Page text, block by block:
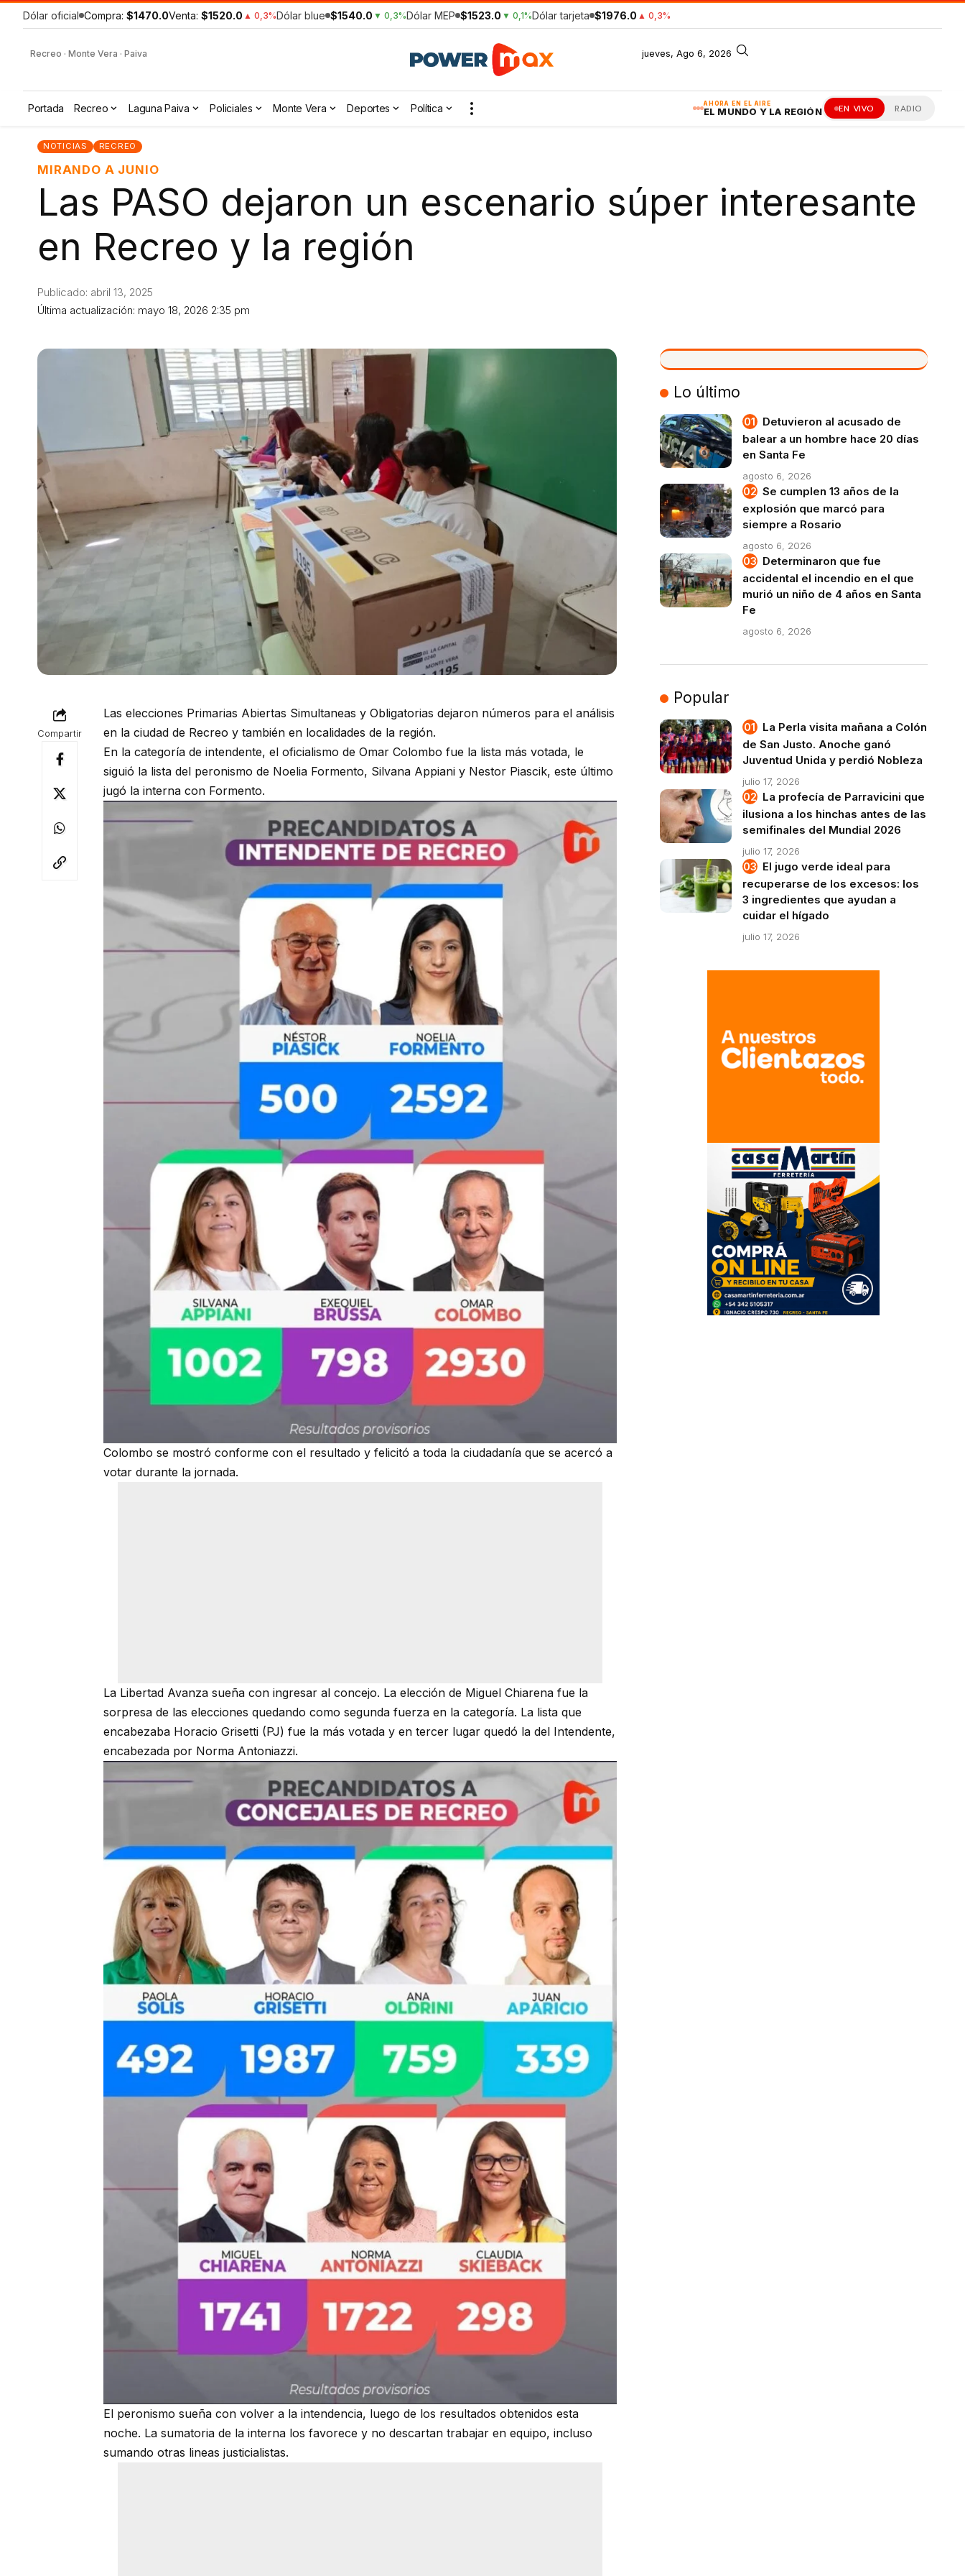
Dólar oficial Compra: $1470.0Venta: $1520.0 ▲ 0,3%Dólar blue $1540.0 ▼ 0,3%Dólar MEP $1523.0 ▼ 0,1%Dólar tarjeta $1976.0 ▲ 0,3%
Recreo · Monte Vera · Paiva jueves, Ago 6, 2026
AHORA EN EL AIRE
EL MUNDO Y LA REGIÓN EN VIVO RADIO
Portada Recreo Laguna Paiva Policiales Monte Vera Deportes Política
NOTICIAS RECREO
MIRANDO A JUNIO
Las PASO dejaron un escenario súper interesante
en Recreo y la región
Última actualización: mayo 18, 2026 2:35 pm
Publicado: abril 13, 2025
Compartir
Las elecciones Primarias Abiertas Simultaneas y Obligatorias dejaron números para el análisis
en la ciudad de Recreo y también en localidades de la región.
En la categoría de intendente, el oficialismo de Omar Colombo fue la lista más votada, le
siguió la lista del peronismo de Noelia Formento, Silvana Appiani y Nestor Piascik, este último
jugó la interna con Formento.
Colombo se mostró conforme con el resultado y felicitó a toda la ciudadanía que se acercó a
votar durante la jornada.
La Libertad Avanza sueña con ingresar al concejo. La elección de Miguel Chiarena fue la
sorpresa de las elecciones quedando como segunda fuerza en la categoría. La lista que
encabezaba Horacio Grisetti (PJ) fue la más votada y en tercer lugar quedó la del Intendente,
encabezada por Norma Antoniazzi.
El peronismo sueña con volver a la intendencia, luego de los resultados obtenidos esta
noche. La sumatoria de la interna los favorece y no descartan trabajar en equipo, incluso
sumando otras lineas justicialistas.
VIVO
Lo último
Detuvieron al acusado de
balear a un hombre hace 20 días
en Santa Fe
agosto 6, 2026
Se cumplen 13 años de la
explosión que marcó para
siempre a Rosario
agosto 6, 2026
Determinaron que fue
accidental el incendio en el que
murió un niño de 4 años en Santa
Fe
agosto 6, 2026
Popular
La Perla visita mañana a Colón
de San Justo. Anoche ganó
Juventud Unida y perdió Nobleza
julio 17, 2026
La profecía de Parravicini que
ilusiona a los hinchas antes de las
semifinales del Mundial 2026
julio 17, 2026
El jugo verde ideal para
recuperarse de los excesos: los
3 ingredientes que ayudan a
cuidar el hígado
julio 17, 2026